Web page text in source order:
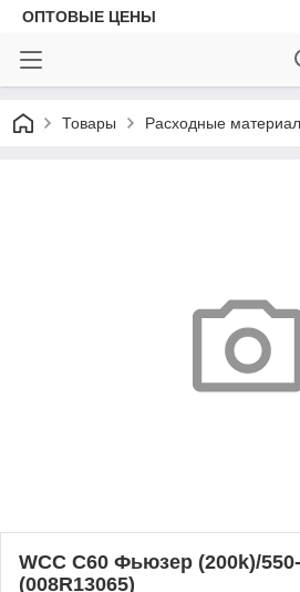
ОПТОВЫЕ ЦЕНЫ
Товары Расходные
WCC C60 Фьюзер (200k)/
(008R13065)